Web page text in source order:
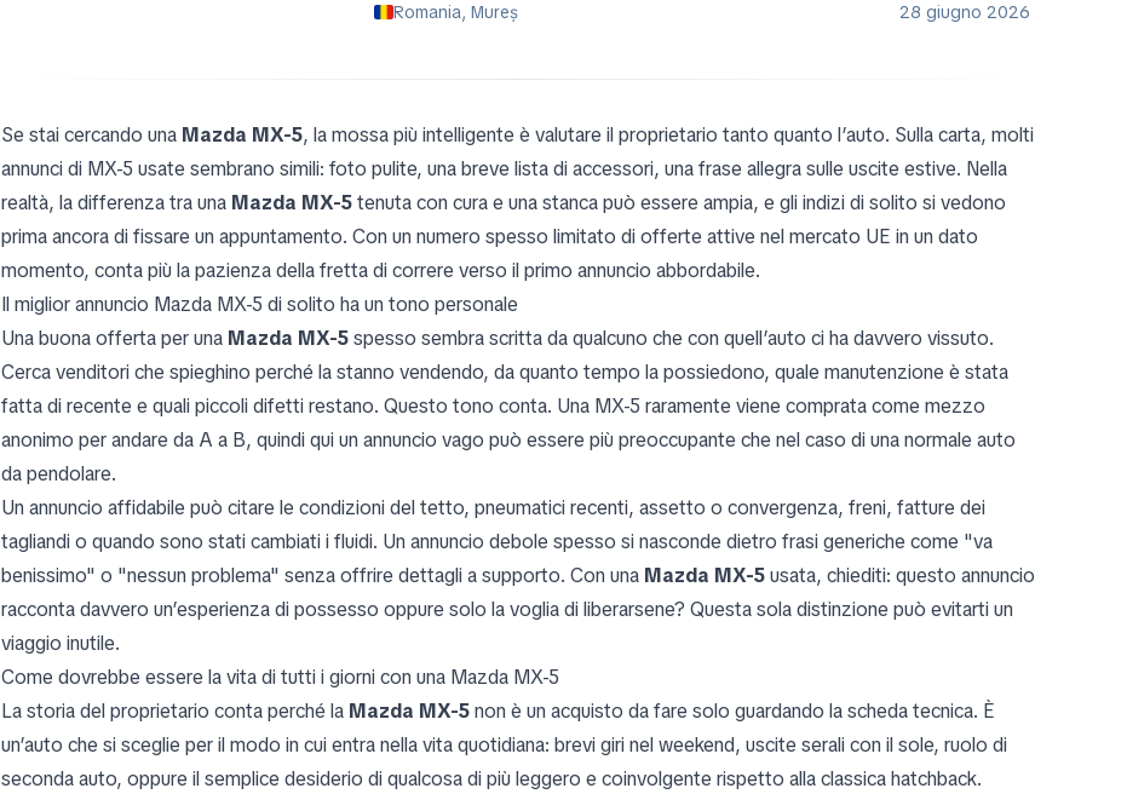
Romania, Mureș
28 giugno 2026
Se stai cercando una Mazda MX-5, la mossa più intelligente è valutare il proprietario tanto quanto l’auto. Sulla carta, molti
annunci di MX-5 usate sembrano simili: foto pulite, una breve lista di accessori, una frase allegra sulle uscite estive. Nella
realtà, la differenza tra una Mazda MX-5tenuta con cura e una stanca può essere ampia, e gli indizi di solito si vedono
prima ancora di fissare un appuntamento. Con un numero spesso limitato di offerte attive nel mercato UE in un dato
momento, conta più la pazienza della fretta di correre verso il primo annuncio abbordabile.
Il miglior annuncio Mazda MX-5 di solito ha un tono personale
Una buona offerta per una Mazda MX-5spesso sembra scritta da qualcuno che con quell’auto ci ha davvero vissuto.
Cerca venditori che spieghino perché la stanno vendendo, da quanto tempo la possiedono, quale manutenzione è stata
fatta di recente e quali piccoli difetti restano. Questo tono conta. Una MX-5 raramente viene comprata come mezzo
anonimo per andare da A a B, quindi qui un annuncio vago può essere più preoccupante che nel caso di una normale auto
da pendolare.
Un annuncio affidabile può citare le condizioni del tetto, pneumatici recenti, assetto o convergenza, freni, fatture dei
tagliandi o quando sono stati cambiati i fluidi. Un annuncio debole spesso si nasconde dietro frasi generiche come "va
benissimo" o "nessun problema" senza offrire dettagli a supporto. Con una Mazda MX-5usata, chiediti: questo annuncio
racconta davvero un’esperienza di possesso oppure solo la voglia di liberarsene? Questa sola distinzione può evitarti un
viaggio inutile.
Come dovrebbe essere la vita di tutti i giorni con una Mazda MX-5
La storia del proprietario conta perché la Mazda MX-5non è un acquisto da fare solo guardando la scheda tecnica. È
un’auto che si sceglie per il modo in cui entra nella vita quotidiana: brevi giri nel weekend, uscite serali con il sole, ruolo di
seconda auto, oppure il semplice desiderio di qualcosa di più leggero e coinvolgente rispetto alla classica hatchback.